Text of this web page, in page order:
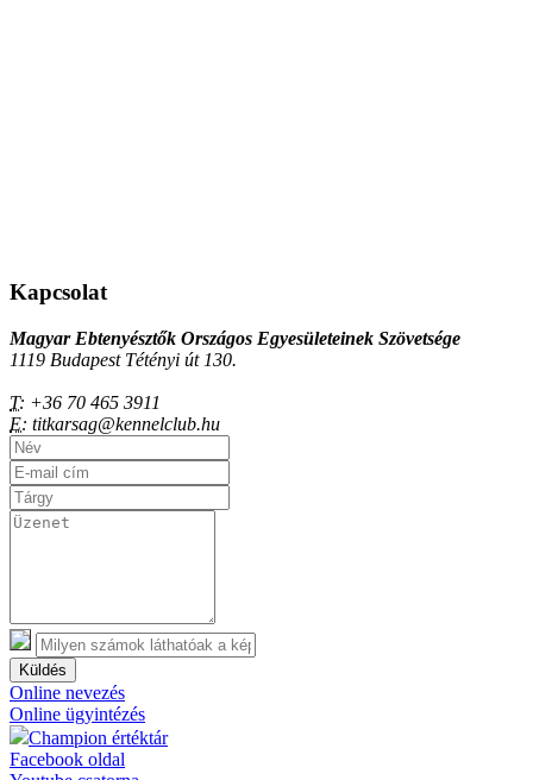
Kapcsolat
Magyar Ebtenyésztők Országos Egyesületeinek Szövetsége
1119 Budapest Tétényi út 130.
T: +36 70 465 3911
E: titkarsag@kennelclub.hu
Küldés
Online nevezés
Online ügyintézés
Champion értéktár
Facebook oldal